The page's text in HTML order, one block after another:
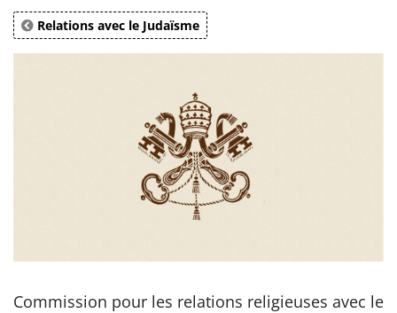
Relations avec le Judaïsme
Commission pour les relations religieuses avec le